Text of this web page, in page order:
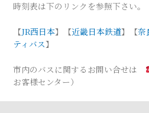
時刻表は下のリンクを参照下さい。
【JR西日本】【近畿日本鉄道】【奈
ティバス】
市内のバスに関するお問い合せは
お客様センター）